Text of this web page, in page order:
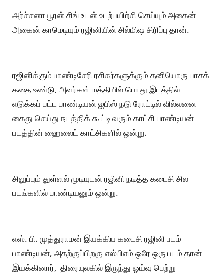
அர்ச்சனா பூரன் சிங் உடன் உடற்பயிற்சி செய்யும் அகைன்
அகைன் காமெடியும் ரஜினியின் சில்மிஷ சிரிப்பு தான்.
ரஜினிக்கும் பாண்டிசேரி ரசிகர்களுக்கும் தனியொரு பாசக்
கதை உண்டு, அவர்கள் மத்தியில் பொது இடத்தில்
எடுக்கப் பட்ட பாண்டியன் ஐபிஸ் நடு ரோட்டில் வில்லனை
கைது செய்து நடத்திக் கூட்டி வரும் காட்சி பாண்டியன்
படத்தின் ஹைலைட் காட்சிகளில் ஒன்று.
சிலுப்பும் துள்ளல் முடியுடன் ரஜினி நடித்த கடைசி சில
படங்களில் பாண்டியனும் ஒன்று.
எஸ். பி. முத்துராமன் இயக்கிய கடைசி ரஜினி படம்
பாண்டியன், அதற்குப்பிறகு எஸ்பிஎம் ஒரே ஒரு படம் தான்
இயக்கினார், திரையுலகில் இருந்து ஓய்வு பெற்று